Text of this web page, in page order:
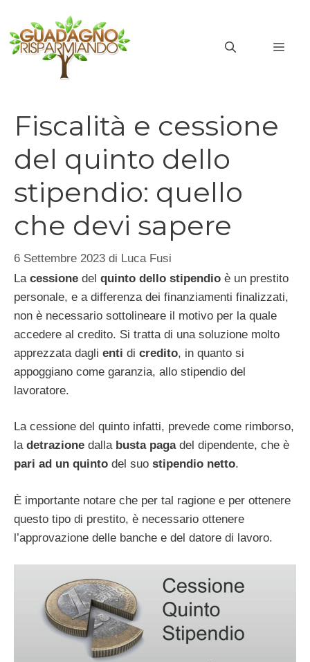
contenuto
Fiscalità e cessione
del quinto dello
stipendio: quello
che devi sapere
6 Settembre 2023 di Luca Fusi
La cessione del quinto dello stipendio è un prestito
personale, e a differenza dei finanziamenti finalizzati,
non è necessario sottolineare il motivo per la quale
accedere al credito. Si tratta di una soluzione molto
apprezzata dagli enti di credito, in quanto si
appoggiano come garanzia, allo stipendio del
lavoratore.
La cessione del quinto infatti, prevede come rimborso,
la detrazione dalla busta pagadel dipendente, che è
pari ad un quinto del suo stipendio netto.
È importante notare che per tal ragione e per ottenere
questo tipo di prestito, è necessario ottenere
l’approvazione delle banche e del datore di lavoro.